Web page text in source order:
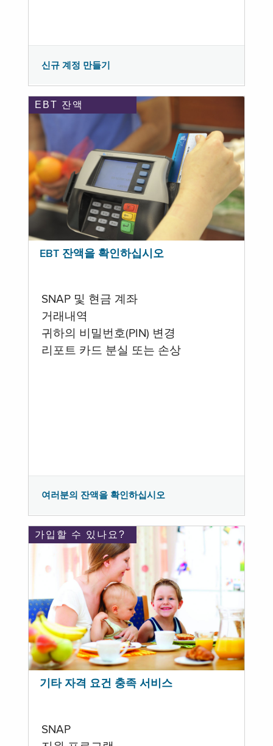
신규 계정 만들기
EBT 잔액
EBT 잔액을 확인하십시오
SNAP 및 현금 계좌
거래내역
귀하의 비밀번호(PIN) 변경
리포트 카드 분실 또는 손상
여러분의 잔액을 확인하십시오
가입할 수 있나요?
기타 자격 요건 충족 서비스
SNAP